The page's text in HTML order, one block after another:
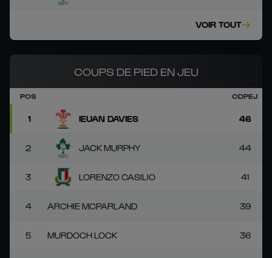
VOIR TOUT
COUPS DE PIED EN JEU
POS CDPEJ
1 IEUAN DAVIES 46
2 JACK MURPHY 44
3 LORENZO CASILIO 41
4 ARCHIE MCPARLAND 39
5 MURDOCH LOCK 36